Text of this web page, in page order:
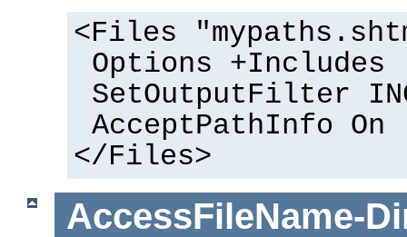
<Files
Options +Includes
SetOutputFilter
AcceptPathInfo On
</Files>
AccessFileName-